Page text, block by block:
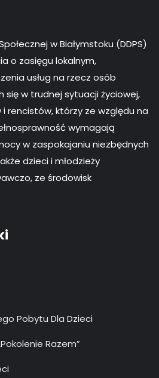
w Białymstoku (DDPS)
o zasięgu lokalnym,
usług na rzecz osób
się w trudnej sytuacji życiowej,
rencistów, którzy ze względu na
wymagają
w zaspokajaniu niezbędnych
dzieci i młodzieży
ze środowisk
Pobytu Dla Dzieci
Razem”